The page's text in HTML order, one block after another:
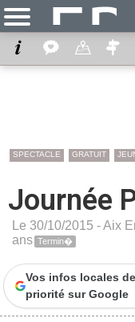
SPECTACLE GRATUIT
Journée
Le 30/10/2015 -Aix
ans Termin�
Vos infos locales
priorité sur Google